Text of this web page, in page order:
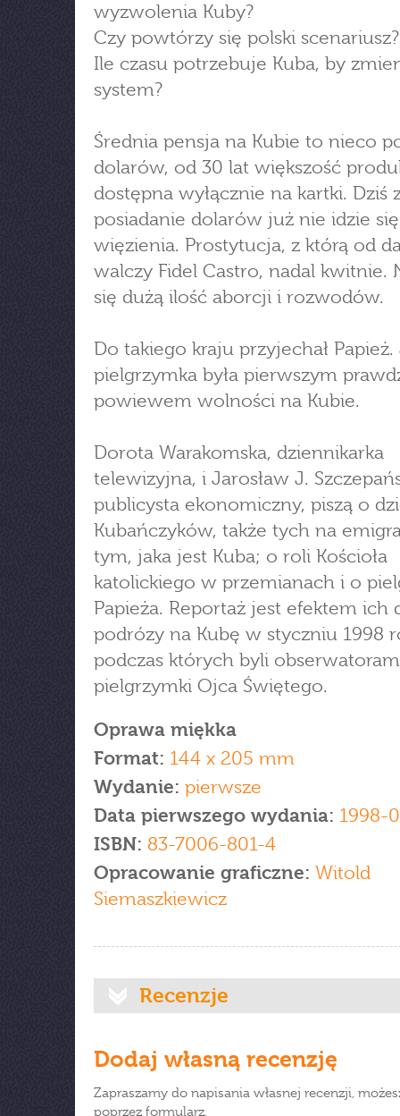
wyzwolenia Kuby?
Czy powtórzy się polski scenariusz?
Ile czasu potrzebuje Kuba, by
system?
Średnia pensja na Kubie to nieco
dolarów, od 30 lat większość
dostępna wyłącznie na kartki. Dziś
posiadanie dolarów już nie idzie
więzienia. Prostytucja, z którą od
walczy Fidel Castro, nadal kwitnie.
się dużą ilość aborcji i rozwodów.
Do takiego kraju przyjechał
pielgrzymka była pierwszym
powiewem wolności na Kubie.
Dorota Warakomska, dziennikarka
telewizyjna, i Jarosław J.
publicysta ekonomiczny, piszą o
Kubańczyków, także tych na
tym, jaka jest Kuba; o roli Kościoła
katolickiego w przemianach i o
Papieża. Reportaż jest efektem ich
podrózy na Kubę w styczniu 1998
podczas których byli
pielgrzymki Ojca Świętego.
Oprawa miękka
Format: 144 x 205 mm
Wydanie: pierwsze
Data pierwszego wydania: 1998-
ISBN: 83-7006-801-4
Opracowanie graficzne: Witold
Siemaszkiewicz
Recenzje
Dodaj własną recenzję
Zapraszamy do napisania własnej recenzji,
poprzez formularz.